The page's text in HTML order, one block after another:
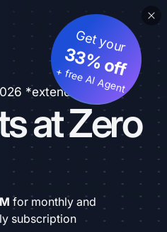
*extended
at Zero
Get your
33% off
+ free AI Agent
for monthly and
subscription